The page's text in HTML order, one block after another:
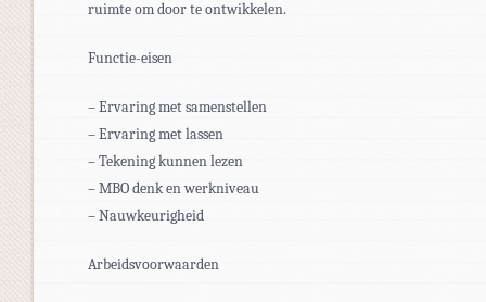
ruimte om door te ontwikkelen.
Functie-eisen
– Ervaring met samenstellen
– Ervaring met lassen
– Tekening kunnen lezen
– MBO denk en werkniveau
– Nauwkeurigheid
Arbeidsvoorwaarden